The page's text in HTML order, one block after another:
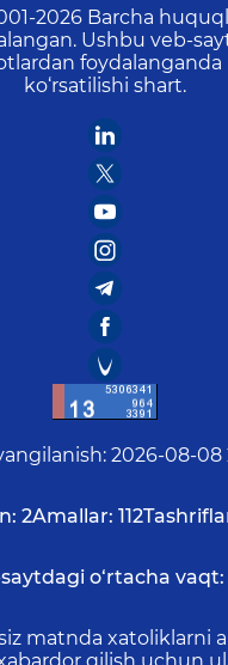
2026 Barcha
Ushbu veb-
foydalanganda
ko‘rsatilishi shart.
: 2026-08-08
2Amallar: 112
o‘rtacha vaqt:
matnda xatoliklarni